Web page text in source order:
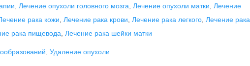
Лечение опухоли головного мозга Лечение опухоли матки Лечение
рака кожи Лечение рака крови Лечение рака легкого Лечение рака
рака пищевода Лечение рака шейки матки
Удаление опухоли